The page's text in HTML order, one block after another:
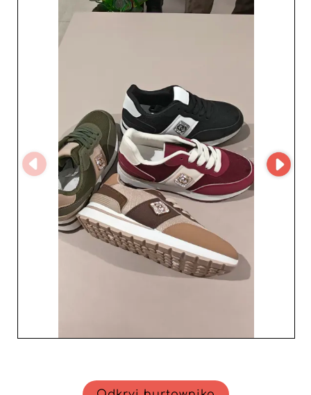
Wybierając naszą platformę, zyskujesz
solidne partnerstwo i korzystne warunki
naszemu doświadczeniu, aby ożywić
swój sklep i przyciągnąć klientów.